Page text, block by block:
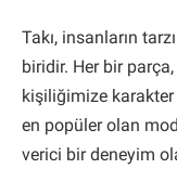
Takı, insanların
biridir. Her bir
kişiliğimize karakter
en popüler olan
verici bir deneyim